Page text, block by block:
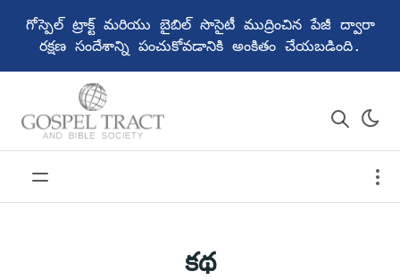
గోస్పెల్ ట్రాక్ట్ మరియు బైబిల్ సొసైటీ ముద్రించిన పేజీ ద్వారా
రక్షణ సందేశాన్ని పంచుకోవడానికి అంకితం చేయబడింది.
కథ